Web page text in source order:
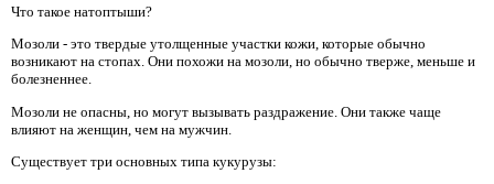
Что такое натоптыши?
Мозоли - это твердые утолщенные участки кожи, которые обычно
возникают на стопах. Они похожи на мозоли, но обычно тверже, меньше и
болезненнее.
Мозоли не опасны, но могут вызывать раздражение. Они также чаще
влияют на женщин, чем на мужчин.
Существует три основных типа кукурузы: